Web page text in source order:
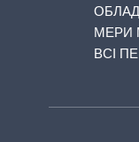
МЕРИ
ВСІ